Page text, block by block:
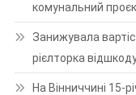
комунальний
Занижувала
рієлторка
На Вінниччині 15-